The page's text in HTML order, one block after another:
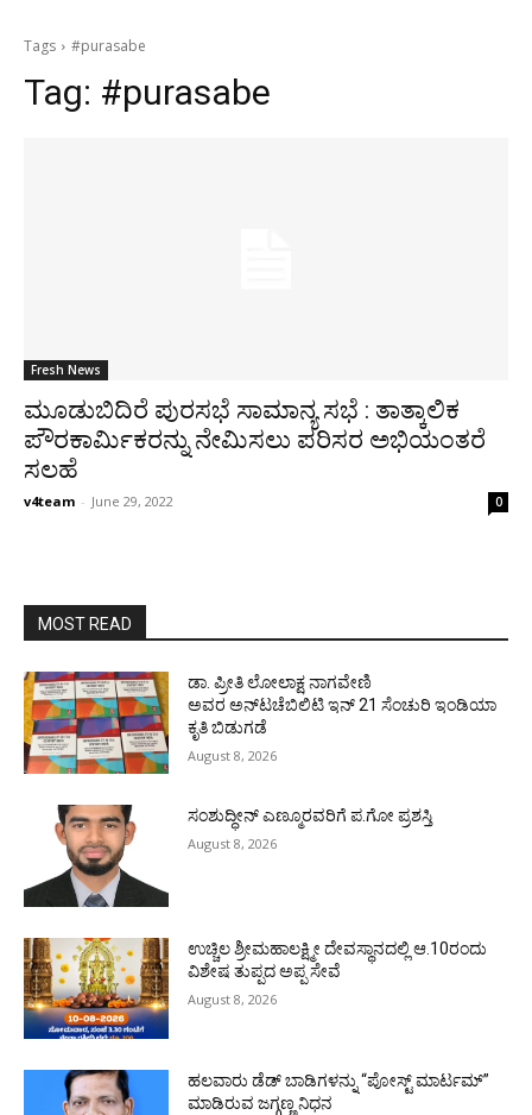
Tags #purasabe
Tag: #purasabe
Fresh News
ಮೂಡುಬಿದಿರೆ ಪುರಸಭೆ ಸಾಮಾನ್ಯ ಸಭೆ : ತಾತ್ಕಾಲಿಕ
ಪೌರಕಾರ್ಮಿಕರನ್ನು ನೇಮಿಸಲು ಪರಿಸರ ಅಭಿಯಂತರೆ
ಸಲಹೆ
v4team - June 29, 2022 0
MOST READ
ಡಾ. ಪ್ರೀತಿ ಲೋಲಾಕ್ಷ ನಾಗವೇಣಿ
ಅವರ ಅನ್‌ಟಚೆಬಿಲಿಟಿ ಇನ್ 21 ಸೆಂಚುರಿ ಇಂಡಿಯಾ
ಕೃತಿ ಬಿಡುಗಡೆ
August 8, 2026
ಸಂಶುದ್ಧೀನ್ ಎಣ್ಮೂರವರಿಗೆ ಪ.ಗೋ ಪ್ರಶಸ್ತಿ
August 8, 2026
ಉಚ್ಚಿಲ ಶ್ರೀಮಹಾಲಕ್ಷ್ಮೀ ದೇವಸ್ಥಾನದಲ್ಲಿ ಆ.10ರಂದು
ವಿಶೇಷ ತುಪ್ಪದ ಅಪ್ಪ ಸೇವೆ
August 8, 2026
ಹಲವಾರು ಡೆಡ್ ಬಾಡಿಗಳನ್ನು “ಪೋಸ್ಟ್ ಮಾರ್ಟಮ್”
ಮಾಡಿರುವ ಜಗ್ಗಣ್ಣ ನಿಧನ